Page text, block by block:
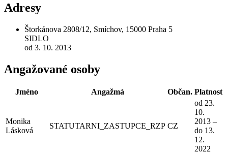
Adresy
Štorkánova 2808/12, Smíchov, 15000 Praha 5
SIDLO
od 3. 10. 2013
Angažované osoby
Jméno Angažmá Občan. Platnost
Monika
Lásková
STATUTARNI_ZASTUPCE_RZP CZ
od 23.
10.
2013 –
do 13.
12.
2022